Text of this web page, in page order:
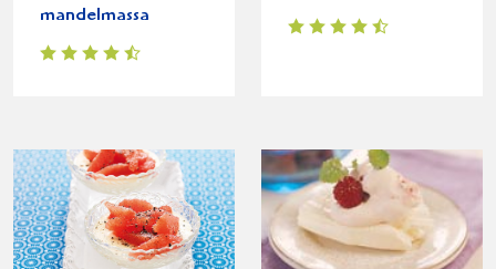
mandelmassa